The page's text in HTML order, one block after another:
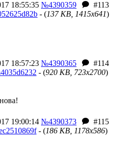
18:55:35 №4390359
#113
- (137 KB, 1415x641)
18:57:23 №4390365
#114
- (920 KB, 723x2700)
19:00:14 №4390373
#115
- (186 KB, 1178x586)